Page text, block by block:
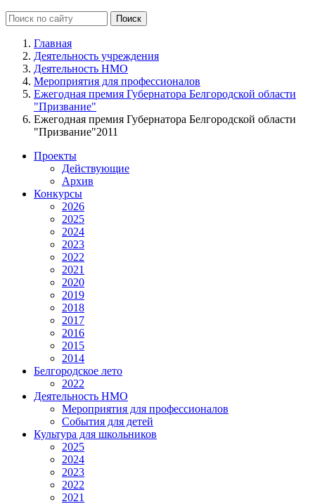
Главная
Деятельность учреждения
Деятельность НМО
Мероприятия для профессионалов
Ежегодная премия Губернатора Белгородской области
"Призвание"
Ежегодная премия Губернатора Белгородской области
"Призвание"2011
Проекты
Действующие
Архив
Конкурсы
2026
2025
2024
2023
2022
2021
2020
2019
2018
2017
2016
2015
2014
Белгородское лето
2022
Деятельность НМО
Мероприятия для профессионалов
События для детей
Культура для школьников
2025
2024
2023
2022
2021